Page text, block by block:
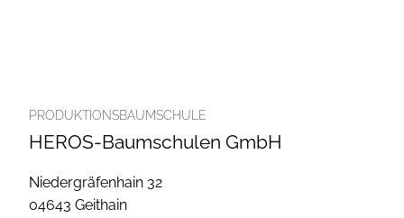
PRODUKTIONSBAUMSCHULE
HEROS-Baumschulen GmbH
Niedergräfenhain 32
04643 Geithain